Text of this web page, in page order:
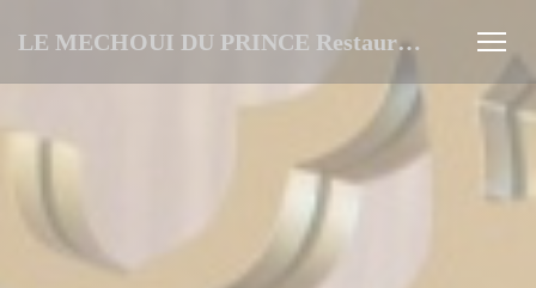
LE MECHOUI DU PRINCE Restaurant Marocain à Paris